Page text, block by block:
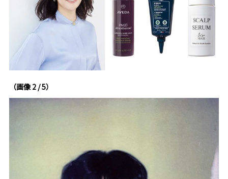
（画像 2 / 5）